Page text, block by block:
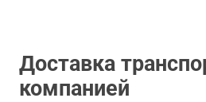
Доставка
компанией